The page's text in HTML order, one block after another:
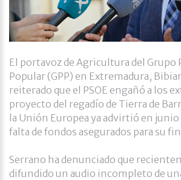
El portavoz de Agricultura del Grupo
Popular (GPP) en Extremadura,
reiterado que el PSOE engañó a los
proyecto del regadío de Tierra de
la Unión Europea ya advirtió en junio
falta de fondos asegurados para su
Serrano ha denunciado que
difundido un audio incompleto de